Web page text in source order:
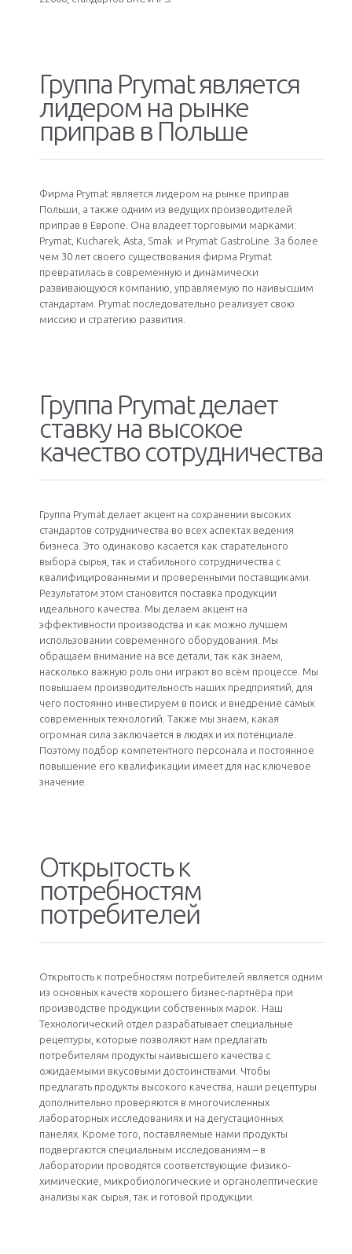
Группа Prymat является
лидером на рынке
приправ в Польше
Фирма Prymat является лидером на рынке приправ
Польши, а также одним из ведущих производителей
приправ в Европе. Она владеет торговыми марками:
Prymat, Kucharek, Asta, Smak и Prymat GastroLine. За более
чем 30 лет своего существования фирма Prymat
превратилась в современную и динамически
развивающуюся компанию, управляемую по наивысшим
стандартам. Prymat последовательно реализует свою
миссию и стратегию развития.
Группа Prymat делает
ставку на высокое
качество сотрудничества
Группа Prymat делает акцент на сохранении высоких
стандартов сотрудничества во всех аспектах ведения
бизнеса. Это одинаково касается как старательного
выбора сырья, так и стабильного сотрудничества с
квалифицированными и проверенными поставщиками.
Результатом этом становится поставка продукции
идеального качества. Мы делаем акцент на
эффективности производства и как можно лучшем
использовании современного оборудования. Мы
обращаем внимание на все детали, так как знаем,
насколько важную роль они играют во всём процессе. Мы
повышаем производительность наших предприятий, для
чего постоянно инвестируем в поиск и внедрение самых
современных технологий. Также мы знаем, какая
огромная сила заключается в людях и их потенциале.
Поэтому подбор компетентного персонала и постоянное
повышение его квалификации имеет для нас ключевое
значение.
Открытость к
потребностям
потребителей
Открытость к потребностям потребителей является одним
из основных качеств хорошего бизнес-партнёра при
производстве продукции собственных марок. Наш
Технологический отдел разрабатывает специальные
рецептуры, которые позволяют нам предлагать
потребителям продукты наивысшего качества с
ожидаемыми вкусовыми достоинствами. Чтобы
предлагать продукты высокого качества, наши рецептуры
дополнительно проверяются в многочисленных
лабораторных исследованиях и на дегустационных
панелях. Кроме того, поставляемые нами продукты
подвергаются специальным исследованиям – в
лаборатории проводятся соответствующие физико-
химические, микробиологические и органолептические
анализы как сырья, так и готовой продукции.